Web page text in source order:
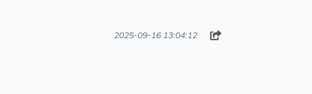
2025-09-16 13:04:12